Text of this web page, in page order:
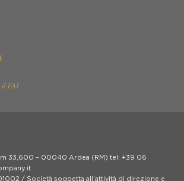
33,600 – 00040 Ardea (RM) tel: +39 06
/ Società soggetta all’attività di direzione e